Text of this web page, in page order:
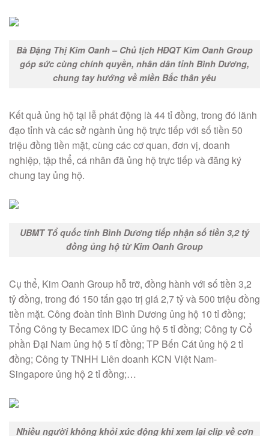
Bà Đặng Thị Kim Oanh – Chủ tịch HĐQT Kim Oanh Group
góp sức cùng chính quyền, nhân dân tỉnh Bình Dương,
chung tay hướng về miền Bắc thân yêu
Kết quả ủng hộ tại lễ phát động là 44 tỉ đồng, trong đó lãnh
đạo tỉnh và các sở ngành ủng hộ trực tiếp với số tiền 50
triệu đồng tiền mặt, cùng các cơ quan, đơn vị, doanh
nghiệp, tập thể, cá nhân đã ủng hộ trực tiếp và đăng ký
chung tay ủng hộ.
UBMT Tổ quốc tỉnh Bình Dương tiếp nhận số tiền 3,2 tỷ
đồng ủng hộ từ Kim Oanh Group
Cụ thể, Kim Oanh Group hỗ trỡ, đồng hành với số tiền 3,2
tỷ đồng, trong đó 150 tấn gạo trị giá 2,7 tỷ và 500 triệu đồng
tiền mặt. Công đoàn tỉnh Bình Dương ủng hộ 10 tỉ đồng;
Tổng Công ty Becamex IDC ủng hộ 5 tỉ đồng; Công ty Cổ
phần Đại Nam ủng hộ 5 tỉ đồng; TP Bến Cát ủng hộ 2 tỉ
đồng; Công ty TNHH Liên doanh KCN Việt Nam-
Singapore ủng hộ 2 tỉ đồng;…
Nhiều người không khỏi xúc động khi xem lại clip về cơn